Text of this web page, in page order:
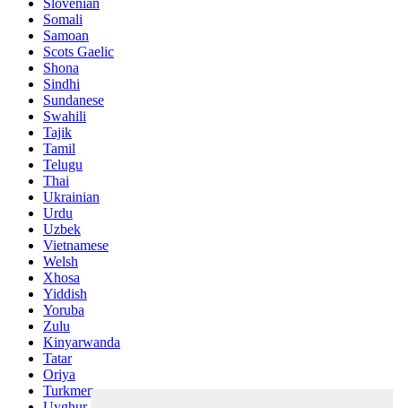
Slovenian
Somali
Samoan
Scots Gaelic
Shona
Sindhi
Sundanese
Swahili
Tajik
Tamil
Telugu
Thai
Ukrainian
Urdu
Uzbek
Vietnamese
Welsh
Xhosa
Yiddish
Yoruba
Zulu
Kinyarwanda
Tatar
Oriya
Turkmen